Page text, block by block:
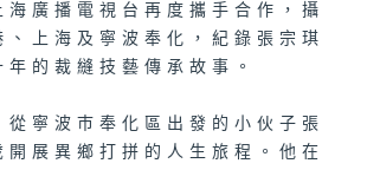
海廣播電視台再度攜手合作，攝
、上海及寧波奉化，紀錄張宗琪
年的裁縫技藝傳承故事。
從寧波巿奉化區出發的小伙子張
開展異鄉打拼的人生旅程。他在